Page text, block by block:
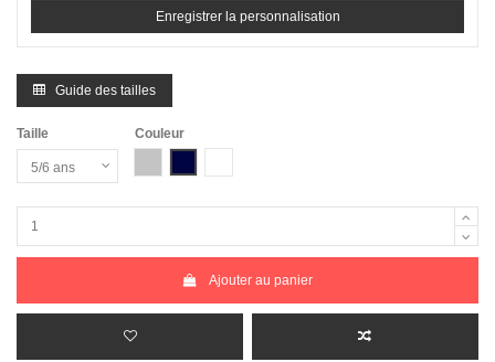
Enregistrer la personnalisation
Guide des tailles
Taille
Couleur
Ajouter au panier